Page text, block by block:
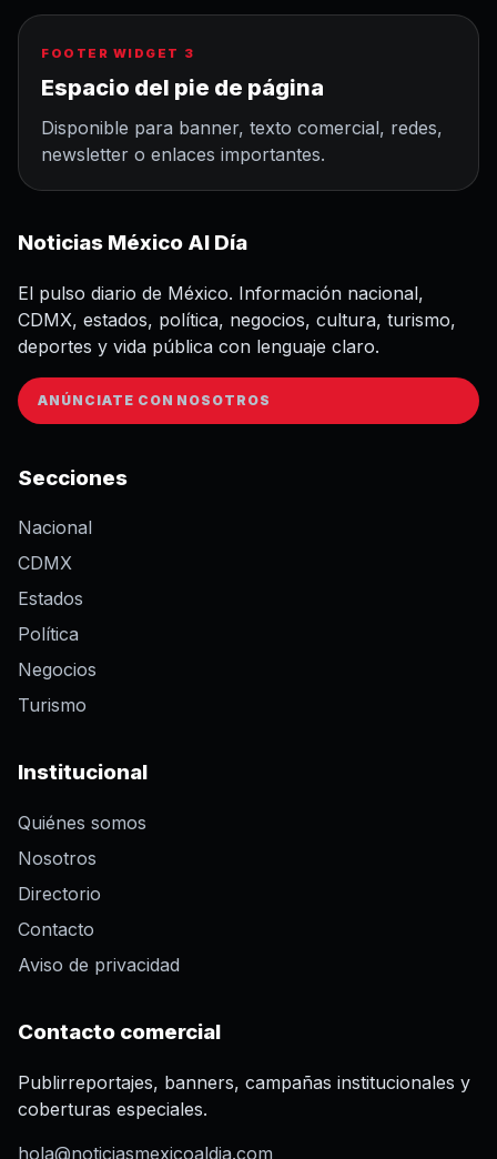
FOOTER WIDGET 3
Espacio del pie de página
Disponible para banner, texto comercial, redes,
newsletter o enlaces importantes.
Noticias México Al Día
El pulso diario de México. Información nacional,
CDMX, estados, política, negocios, cultura, turismo,
deportes y vida pública con lenguaje claro.
ANÚNCIATE CON NOSOTROS
Secciones
Nacional
CDMX
Estados
Política
Negocios
Turismo
Institucional
Quiénes somos
Nosotros
Directorio
Contacto
Aviso de privacidad
Contacto comercial
Publirreportajes, banners, campañas institucionales y
coberturas especiales.
hola@noticiasmexicoaldia.com